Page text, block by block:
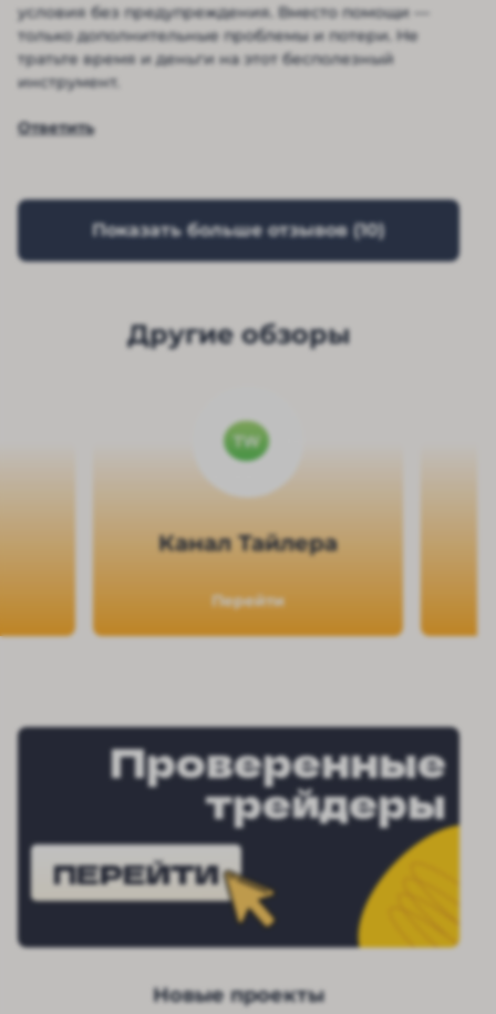
условия без предупреждения. Вместо помощи —
только дополнительные проблемы и потери. Не
тратьте время и деньги на этот бесполезный
инструмент.
Ответить
Показать больше отзывов (10)
Другие обзоры
Канал Тайлера
Перейти
Проверенные
трейдеры
ПЕРЕЙТИ
Новые проекты